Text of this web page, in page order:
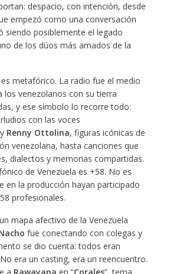
despacio, con intención, desde
empezó como una conversación
siendo posiblemente el legado
de los dúos más amados de la
metafórico. La radio fue el medio
los venezolanos con su tierra
y ese símbolo lo recorre todo:
con las voces
Renny Ottolina, figuras icónicas de
venezolana, hasta canciones que
dialectos y memorias compartidas.
de Venezuela es +58. No es
en la producción hayan participado
profesionales.
mapa afectivo de la Venezuela
fue conectando con colegas y
se dio cuenta: todos eran
era un casting, era un reencuentro.